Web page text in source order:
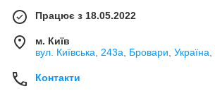
Працює з 18.05.2022
м. Київ
вул. Київська, 243а, Бровари, Україна,
Контакти